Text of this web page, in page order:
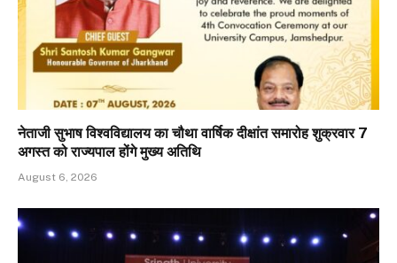
नेताजी सुभाष विश्वविद्यालय का चौथा वार्षिक दीक्षांत समारोह शुक्रवार 7
अगस्त को राज्यपाल होंगे मुख्य अतिथि
August 6, 2026